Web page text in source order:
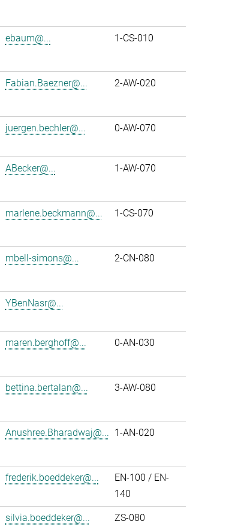
ebaum@... 1-CS-010
Fabian.Baezner@... 2-AW-020
juergen.bechler@... 0-AW-070
ABecker@... 1-AW-070
marlene.beckmann@... 1-CS-070
mbell-simons@... 2-CN-080
YBenNasr@...
maren.berghoff@... 0-AN-030
bettina.bertalan@... 3-AW-080
Anushree.Bharadwaj@... 1-AN-020
frederik.boeddeker@...
EN-100 / EN-
140
silvia.boeddeker@... ZS-080